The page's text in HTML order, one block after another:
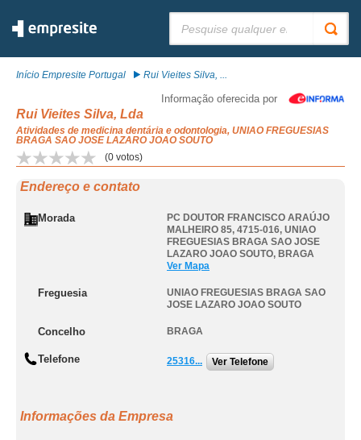
Início Empresite Portugal Rui Vieites Silva, ...
Informação oferecida por
Rui Vieites Silva, Lda
Atividades de medicina dentária e odontologia, UNIAO FREGUESIAS
BRAGA SAO JOSE LAZARO JOAO SOUTO
(0 votos)
Endereço e contato
Morada
PC DOUTOR FRANCISCO ARAÚJO
MALHEIRO 85, 4715-016, UNIAO
FREGUESIAS BRAGA SAO JOSE
LAZARO JOAO SOUTO, BRAGA
Ver Mapa
Freguesia
UNIAO FREGUESIAS BRAGA SAO
JOSE LAZARO JOAO SOUTO
Concelho BRAGA
Telefone 25316... Ver Telefone
Informações da Empresa